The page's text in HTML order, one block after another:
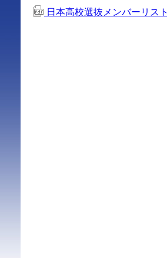
日本高校選抜メンバーリスト